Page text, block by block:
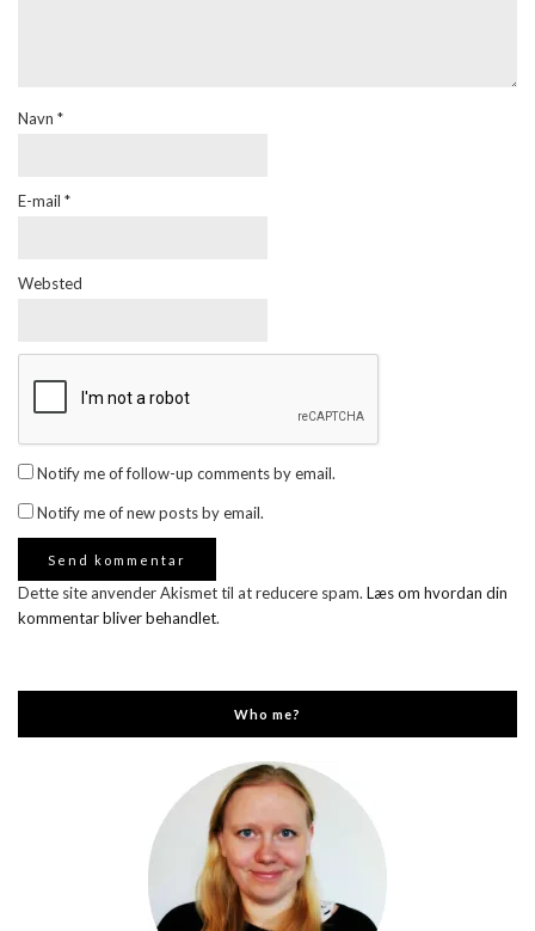
Navn *
E-mail *
Websted
Notify me of follow-up comments by email.
Notify me of new posts by email.
Dette site anvender Akismet til at reducere spam. Læs om hvordan din
kommentar bliver behandlet.
Who me?